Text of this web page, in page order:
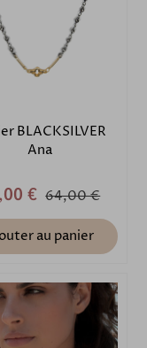
BLACKSILVER
Ana
€ 64,00 €
au panier